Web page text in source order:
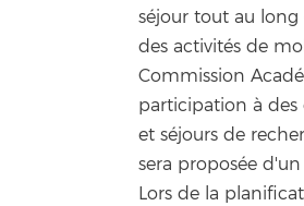
séjour tout au
des activités de
Commission
participation à
et séjours de
sera proposée
Lors de la